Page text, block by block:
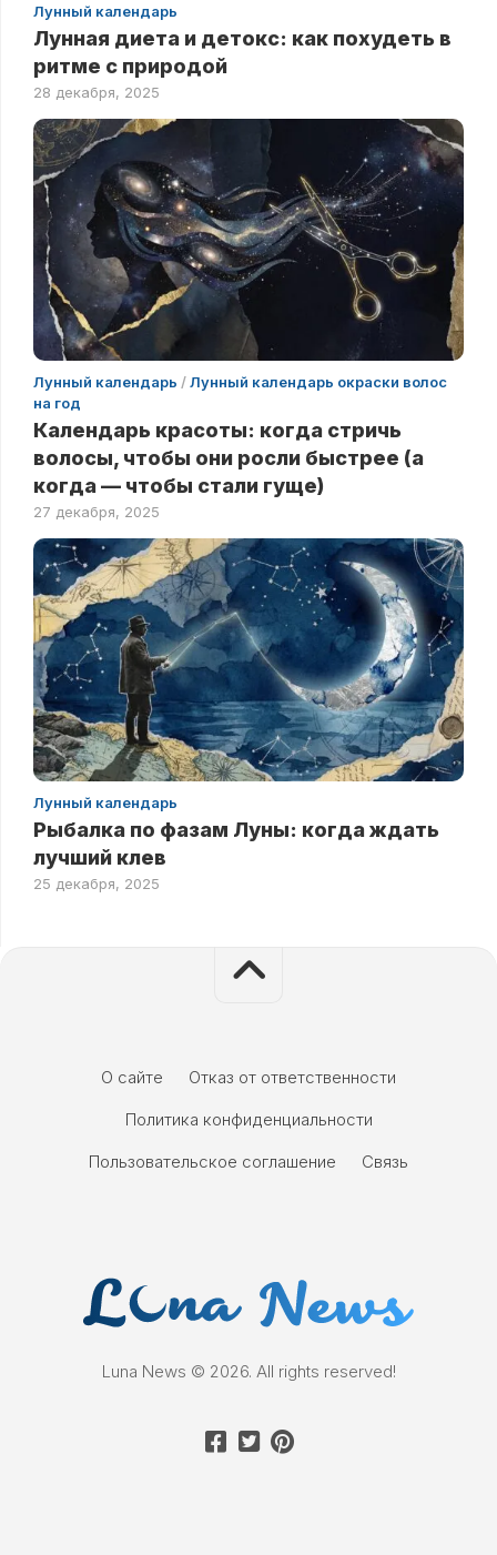
Лунный календарь
Лунная диета и детокс: как похудеть в
ритме с природой
28 декабря, 2025
Лунный календарь /Лунный календарь окраски волос
на год
Календарь красоты: когда стричь
волосы, чтобы они росли быстрее (а
когда — чтобы стали гуще)
27 декабря, 2025
Лунный календарь
Рыбалка по фазам Луны: когда ждать
лучший клев
25 декабря, 2025
О сайте
Отказ от ответственности
Политика конфиденциальности
Пользовательское соглашение
Связь
Luna News © 2026. All rights reserved!